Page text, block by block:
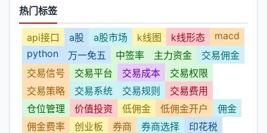
热门标签
api接口 a股 a股市场 k线图 k线形态
macd
python
万一免五 中签率 主力资金
交易佣金
交易信号
交易平台 交易成本
交易权限
交易策略
交易系统 交易规则
交易费用
仓位管理
价值投资 低佣金 低佣金开户
佣金
佣金费率
创业板 券商 券商选择
印花税